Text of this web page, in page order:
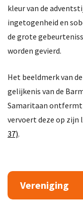
kleur van de
ingetogenheid en
de grote
worden gevierd.
Het beeldmerk van
gelijkenis van de
Samaritaan ontfermt
vervoert deze op zijn
37).
Vereniging